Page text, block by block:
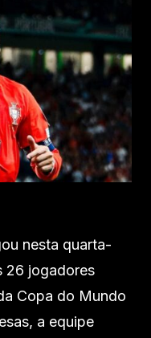
nesta quarta-
26 jogadores
Copa do Mundo
a equipe